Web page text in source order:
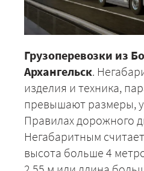
Грузоперевозки из
Архангельск.
изделия и техника,
превышают размеры,
Правилах дорожного
Негабаритным
высота больше 4